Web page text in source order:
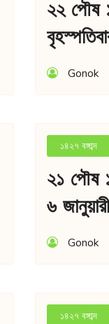
২২ পৌষ
Gonok
১৪২৭ বঙ্গাব্দ
২১ পৌষ
৬
Gonok
১৪২৭ বঙ্গাব্দ